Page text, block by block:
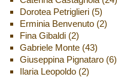
Dorotea Petriglieri(5)
Erminia Benvenuto(2)
Fina Gibaldi(2)
Gabriele Monte(43)
Giuseppina Pignataro(6)
Ilaria Leopoldo(2)